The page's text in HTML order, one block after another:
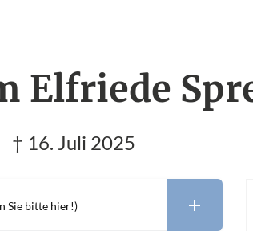
Elfriede
† 16. Juli 2025
Sie bitte hier!)